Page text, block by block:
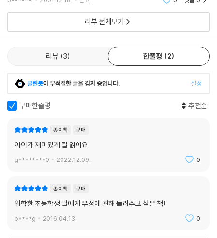
리뷰 전체보기
리뷰 3 한줄평 2
클린봇이 부적절한 글을 감지 중입니다. 설정
구매한줄평 추천순
종이책 구매
아이가 재미있게 잘 읽어요
g********0 2022.12.09. 0
종이책 구매
입학한 초등학생 딸에게 우정에 관해 들려주고 싶은 책!
p****g 2016.04.13. 0